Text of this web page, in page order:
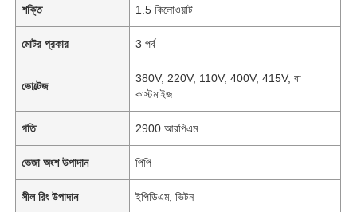
শক্তি 1.5 কিলোওয়াট
মোটর প্রকার 3 পর্ব
ভোল্টেজ
380V, 220V, 110V, 400V, 415V, বা
কাস্টমাইজ
গতি 2900 আরপিএম
ভেজা অংশ উপাদান পিপি
সীল রিং উপাদান ইপিডিএম, ভিটন